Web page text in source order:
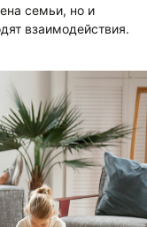
семьи, но и
взаимодействия.